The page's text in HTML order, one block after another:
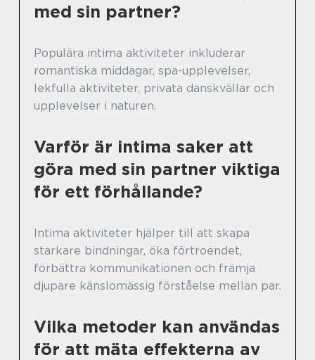
med sin partner?
Populära intima aktiviteter inkluderar
romantiska middagar, spa-upplevelser,
lekfulla aktiviteter, privata danskvällar och
upplevelser i naturen.
Varför är intima saker att
göra med sin partner viktiga
för ett förhållande?
Intima aktiviteter hjälper till att skapa
starkare bindningar, öka förtroendet,
förbättra kommunikationen och främja
djupare känslomässig förståelse mellan par.
Vilka metoder kan användas
för att mäta effekterna av